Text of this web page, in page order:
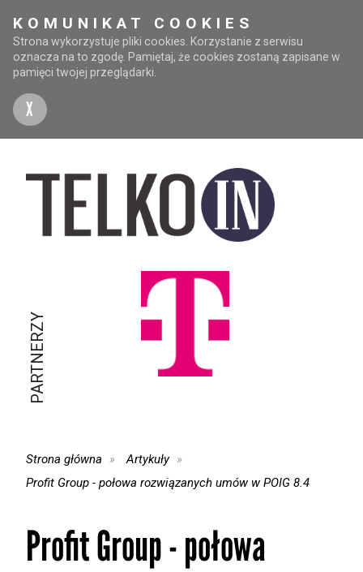
KOMUNIKAT COOKIES
Strona wykorzystuje pliki cookies. Korzystanie z serwisu
oznacza na to zgodę. Pamiętaj, że cookies zostaną zapisane w
pamięci twojej przeglądarki.
X
PARTNERZY
Strona główna
Artykuły
Profit Group - połowa rozwiązanych umów w POIG 8.4
Profit Group - połowa